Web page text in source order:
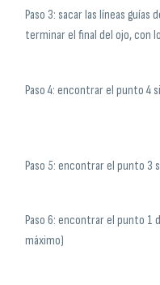
Paso 3: sacar las líneas
terminar el final del ojo, con
Paso 4: encontrar el punto 4
Paso 5: encontrar el punto 3
Paso 6: encontrar el punto 1
máximo)